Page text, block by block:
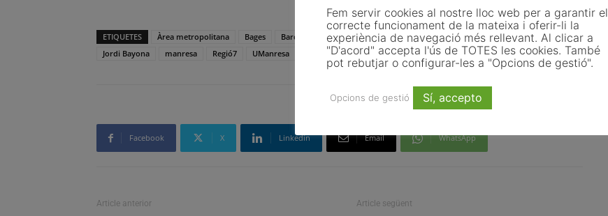
ETIQUETES Àrea metropolitana Bages Barcelona cartografies habitants Idescat
immigració
Jordi Bayona
manresa Regió7 UManresa Universitat de Vic
Facebook X Linkedin Email WhatsApp
Article anterior Article següent
Fem servir cookies al nostre lloc web per a garantir el
correcte funcionament de la mateixa i oferir-li la
experiència de navegació més rellevant. Al clicar a
"D'acord" accepta l'ús de TOTES les cookies. També
pot rebutjar o configurar-les a "Opcions de gestió".
Opcions de gestió Sí, accepto